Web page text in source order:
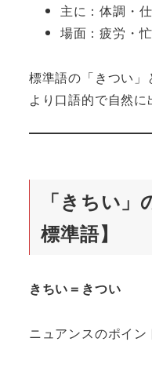
主に：体調・
場面：疲労・
標準語の「きつい」
より口語的で自然に
「きちい
標準語】
きちい＝きつい
ニュアンスのポイン